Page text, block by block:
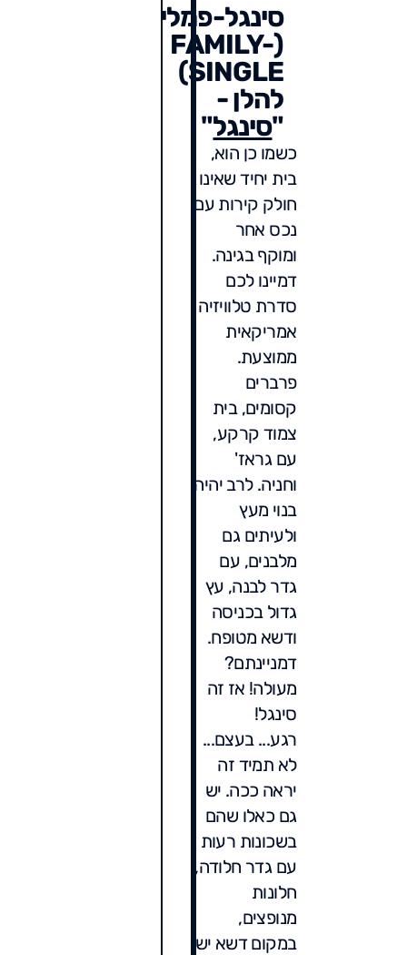
סינגל-פמלי
(FAMILY-
SINGLE)
להלן -
"סינגל"
כשמו כן הוא,
בית יחיד שאינו
חולק קירות עם
נכס אחר
ומוקף בגינה.
דמיינו לכם
סדרת טלוויזיה
אמריקאית
ממוצעת.
פרברים
קסומים, בית
צמוד קרקע,
עם גראז'
וחניה. לרב יהיה
בנוי מעץ
ולעיתים גם
מלבנים, עם
גדר לבנה, עץ
גדול בכניסה
ודשא מטופח.
דמניינתם?
מעולה! אז זה
סינגל!
רגע... בעצם...
לא תמיד זה
יראה ככה. יש
גם כאלו שהם
בשכונות רעות
עם גדר חלודה,
חלונות
מנופצים,
במקום דשא יש